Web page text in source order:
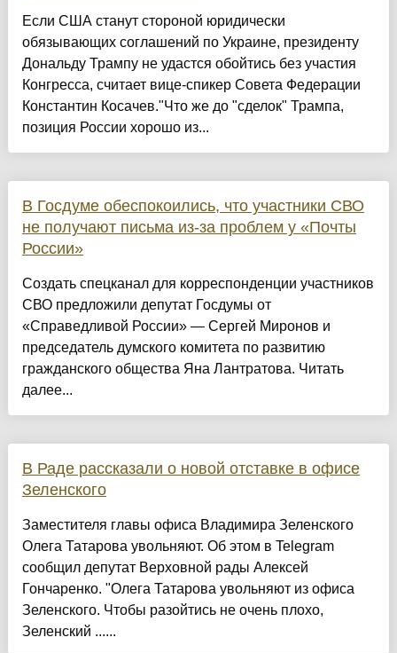
Если США станут стороной юридически
обязывающих соглашений по Украине, президенту
Дональду Трампу не удастся обойтись без участия
Конгресса, считает вице-спикер Совета Федерации
Константин Косачев."Что же до "сделок" Трампа,
позиция России хорошо из...
В Госдуме обеспокоились, что участники СВО
не получают письма из-за проблем у «Почты
России»
Создать спецканал для корреспонденции участников
СВО предложили депутат Госдумы от
«Справедливой России» — Сергей Миронов и
председатель думского комитета по развитию
гражданского общества Яна Лантратова. Читать
далее...
В Раде рассказали о новой отставке в офисе
Зеленского
Заместителя главы офиса Владимира Зеленского
Олега Татарова увольняют. Об этом в Telegram
сообщил депутат Верховной рады Алексей
Гончаренко. "Олега Татарова увольняют из офиса
Зеленского. Чтобы разойтись не очень плохо,
Зеленский ......